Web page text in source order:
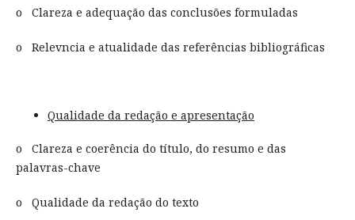
o Clareza e adequação das conclusões formuladas
o Relevncia e atualidade das referências bibliográficas
Qualidade da redação e apresentação
o Clareza e coerência do título, do resumo e das
palavras-chave
o Qualidade da redação do texto